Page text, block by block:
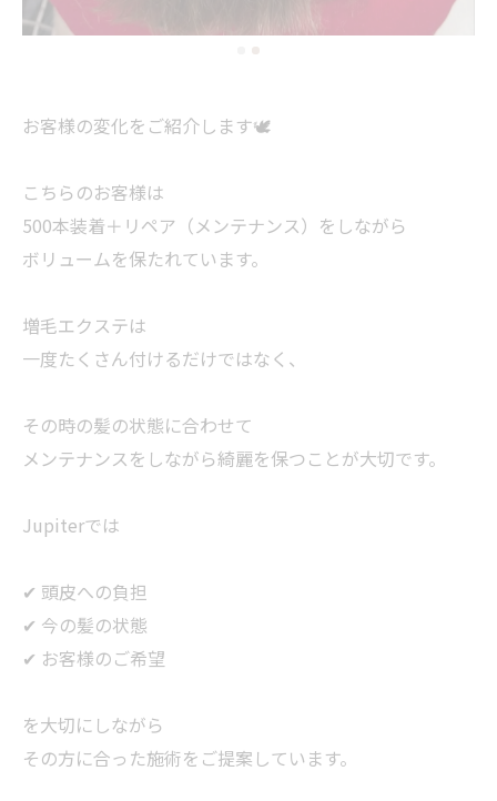
お客様の変化をご紹介します🕊
こちらのお客様は
500本装着＋リペア（メンテナンス）をしながら
ボリュームを保たれています。
増毛エクステは
一度たくさん付けるだけではなく、
その時の髪の状態に合わせて
メンテナンスをしながら綺麗を保つことが大切です。
Jupiterでは
✔ 頭皮への負担
✔ 今の髪の状態
✔ お客様のご希望
を大切にしながら
その方に合った施術をご提案しています。